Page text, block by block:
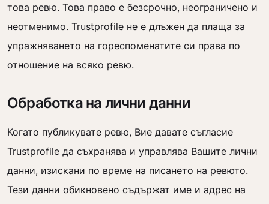
това ревю. Това право е безсрочно, неограничено и
неотменимо. Trustprofile не е длъжен да плаща за
упражняването на гореспоменатите си права по
отношение на всяко ревю.
Обработка на лични данни
Когато публикувате ревю, Вие давате съгласие
Trustprofile да съхранява и управлява Вашите лични
данни, изискани по време на писането на ревюто.
Тези данни обикновено съдържат име и адрес на